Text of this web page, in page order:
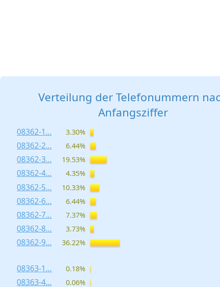
Verteilung der Telefonummern
Anfangsziffer
08362-1... 3.30%
08362-2... 6.44%
08362-3... 19.53%
08362-4... 4.35%
08362-5... 10.33%
08362-6... 6.44%
08362-7... 7.37%
08362-8... 3.73%
08362-9... 36.22%
08363-1... 0.18%
08363-4... 0.06%